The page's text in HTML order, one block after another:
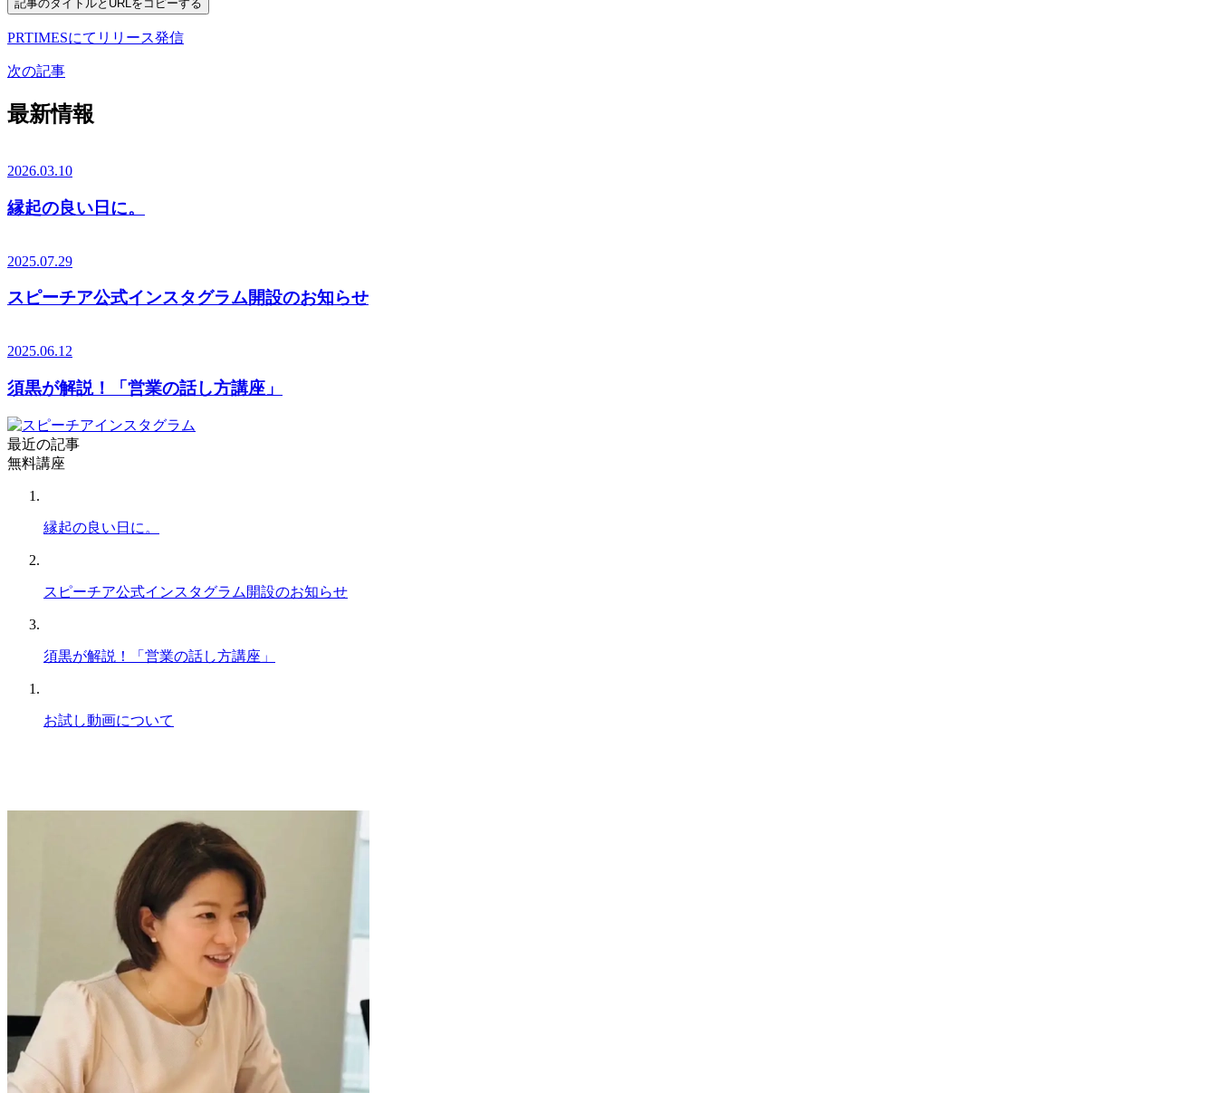
記事のタイトルとURLをコピーする
PRTIMESにてリリース発信
次の記事
最新情報
2026.03.10
縁起の良い日に。
2025.07.29
スピーチア公式インスタグラム開設のお知らせ
2025.06.12
須黒が解説！「営業の話し方講座」
最近の記事
無料講座
縁起の良い日に。
スピーチア公式インスタグラム開設のお知らせ
須黒が解説！「営業の話し方講座」
お試し動画について